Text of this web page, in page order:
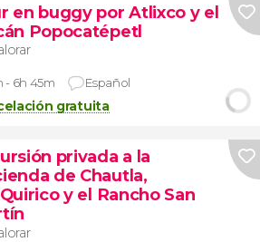
en buggy por Atlixco y el
Popocatépetl
- 6h 45m Español
gratuita
privada a la
de Chautla,
y el Rancho San